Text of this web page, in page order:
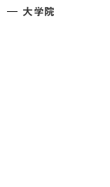
大学院